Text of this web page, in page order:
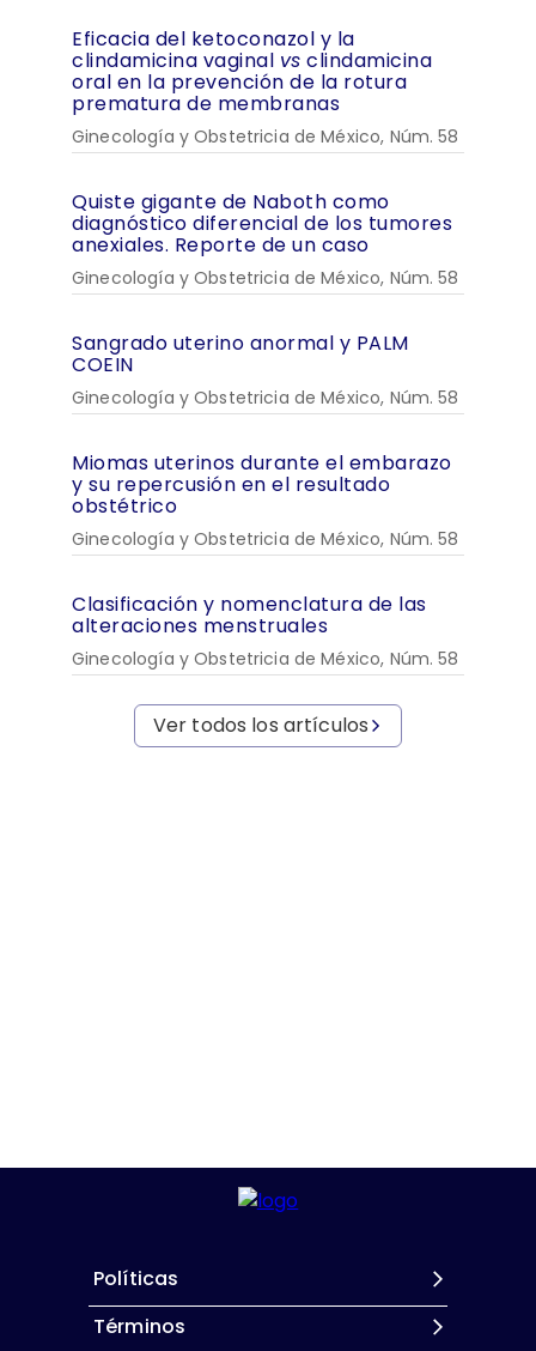
Eficacia del ketoconazol y la
clindamicina vaginal vs clindamicina
oral en la prevención de la rotura
prematura de membranas
Ginecología y Obstetricia de México, Núm. 58
Quiste gigante de Naboth como
diagnóstico diferencial de los tumores
anexiales. Reporte de un caso
Ginecología y Obstetricia de México, Núm. 58
Sangrado uterino anormal y PALM
COEIN
Ginecología y Obstetricia de México, Núm. 58
Miomas uterinos durante el embarazo
y su repercusión en el resultado
obstétrico
Ginecología y Obstetricia de México, Núm. 58
Clasificación y nomenclatura de las
alteraciones menstruales
Ginecología y Obstetricia de México, Núm. 58
Ver todos los artículos
Políticas
Términos